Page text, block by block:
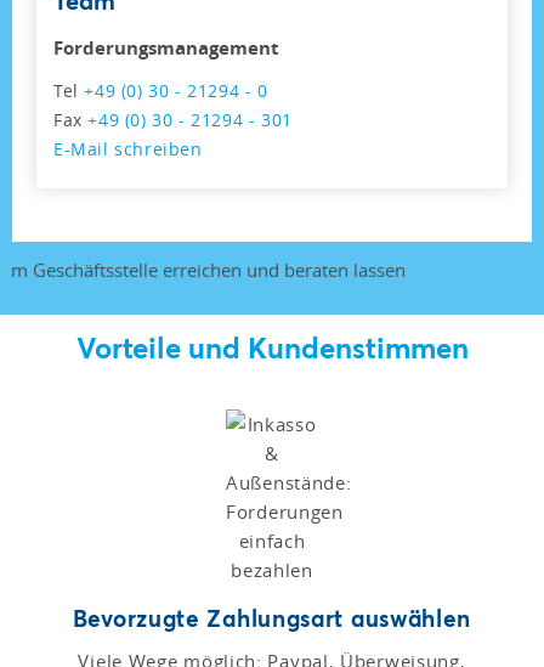
Forderungsmanagement
Tel+49 (0) 30 - 21294 - 0
Fax+49 (0) 30 - 21294 - 301
E-Mail schreiben
Vorteile und Kundenstimmen
Bevorzugte Zahlungsart auswählen
Viele Wege möglich: Paypal, Überweisung,